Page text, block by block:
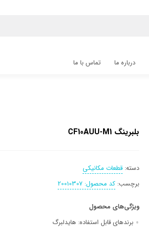
درباره ما تماس با ما
بلبرینگ CF10AUU-M1
دسته:قطعات مکانیکی
برچسب:کد محصول: 20010307
ویژگی‌های محصول
برندهای قابل استفاده: هایدلبرگ